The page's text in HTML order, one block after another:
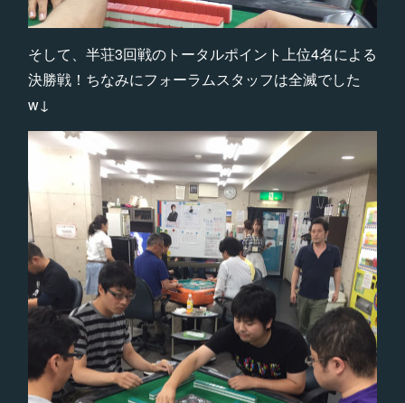
そして、半荘3回戦のトータルポイント上位4名による
決勝戦！ちなみにフォーラムスタッフは全滅でした
w↓